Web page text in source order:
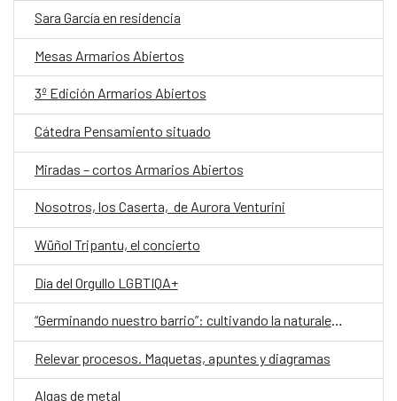
Sara García en residencia
Mesas Armarios Abiertos
3º Edición Armarios Abiertos
Cátedra Pensamiento situado
Miradas – cortos Armarios Abiertos
Nosotros, los Caserta, de Aurora Venturini
Wüñol Tripantu, el concierto
Día del Orgullo LGBTIQA+
“Germinando nuestro barrio”: cultivando la naturaleza y la comunidad
Relevar procesos. Maquetas, apuntes y diagramas
Algas de metal